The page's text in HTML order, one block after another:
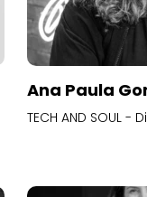
Ana Paula
TECH AND SOUL